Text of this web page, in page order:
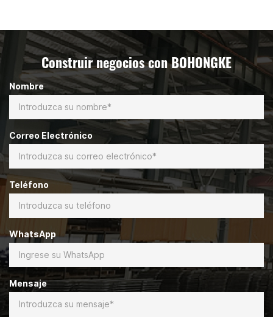
Construir negocios con BOHONGKE
Nombre
Correo Electrónico
Teléfono
WhatsApp
Mensaje